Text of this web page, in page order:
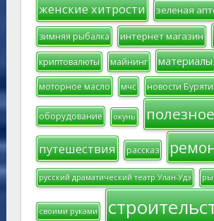
женские хитрости зеленая
зимняя рыбалка интернет магазин
криптовалюты майнинг материалы
моторное масло мчс новости
оборудование окунь полезное
путешествия рассказ
русский драматический театр Улан-Удэ
своими руками